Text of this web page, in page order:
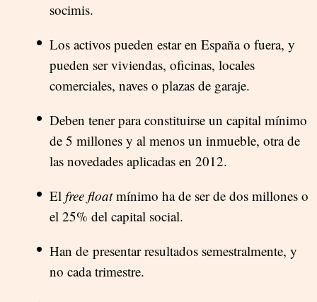
socimis.
Los activos pueden estar en España o fuera, y
pueden ser viviendas, oficinas, locales
comerciales, naves o plazas de garaje.
Deben tener para constituirse un capital mínimo
de 5 millones y al menos un inmueble, otra de
las novedades aplicadas en 2012.
El free floatmínimo ha de ser de dos millones o
el 25% del capital social.
Han de presentar resultados semestralmente, y
no cada trimestre.